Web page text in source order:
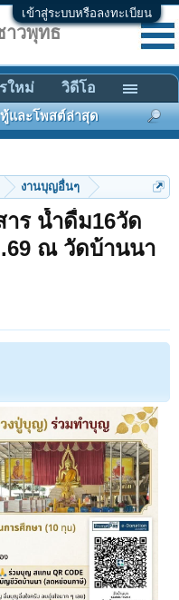
เข้าสู่ระบบหรือลงทะเบียน
งานบุญอื่นๆ
ร น้ำดื่ม16วัด
ณ วัดบ้านนา
วพุทธ
และโพสต์ล่าสุด
ใหม่ วิดีโอ